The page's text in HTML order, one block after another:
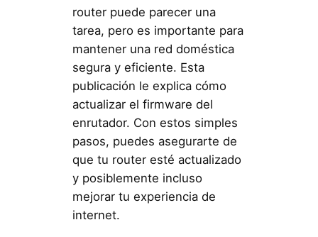
router puede parecer una
tarea, pero es importante para
mantener una red doméstica
segura y eficiente. Esta
publicación le explica cómo
actualizar el firmware del
enrutador. Con estos simples
pasos, puedes asegurarte de
que tu router esté actualizado
y posiblemente incluso
mejorar tu experiencia de
internet.